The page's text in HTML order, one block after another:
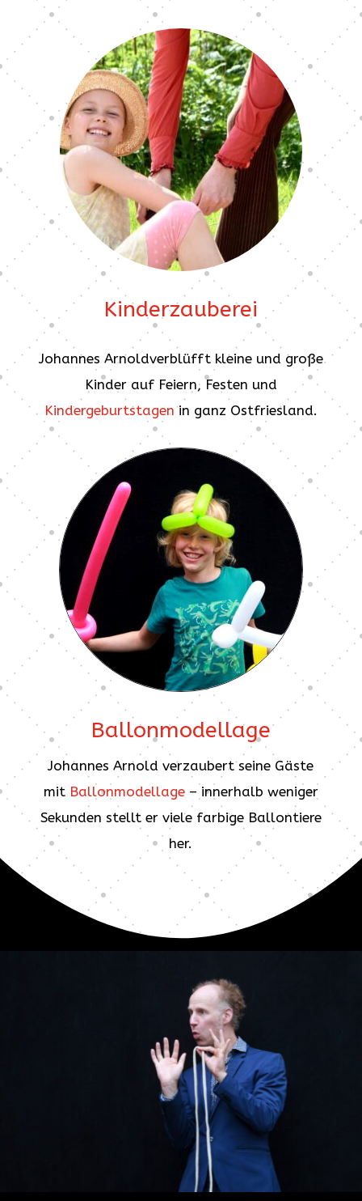
Kinderzauberei
Johannes Arnoldverblüfft kleine und große
Kinder auf Feiern, Festen und
Kindergeburtstagenin ganz Ostfriesland.
Ballonmodellage
Johannes Arnold verzaubert seine Gäste
mit Ballonmodellage– innerhalb weniger
Sekunden stellt er viele farbige Ballontiere
her.